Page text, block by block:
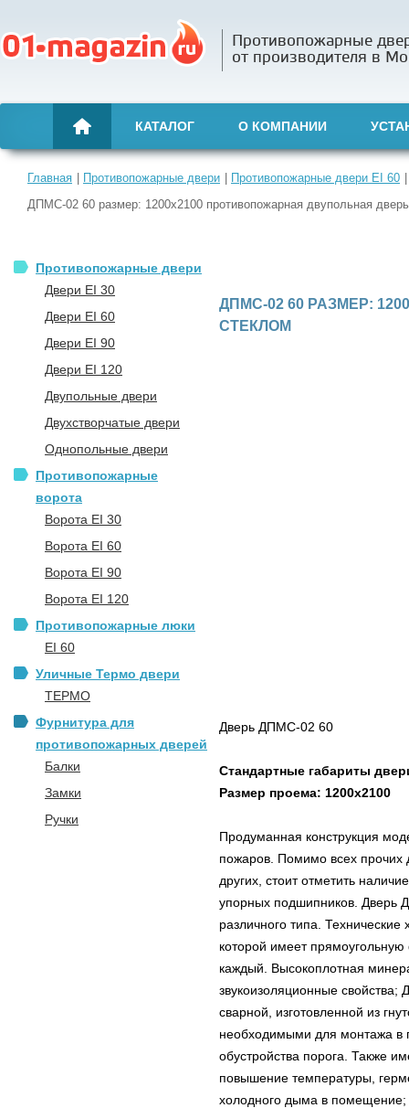
Противопожарные
от производителя в
КАТАЛОГ О КОМПАНИИ
Главная Противопожарные двери
Противопожарные двери EI 60
ДПМС-02 60 размер: 1200х2100 противопожарная двупольная
ДПМС-02 60 РАЗМЕР:
СТЕКЛОМ
Дверь ДПМС-02 60
Стандартные габариты
Размер проема: 1200х2100
Продуманная конструкция
пожаров. Помимо всех прочих
других, стоит отметить
упорных подшипников. Дверь
различного типа.
которой имеет
каждый. Высокоплотная
звукоизоляционные свойства;
сварной, изготовленной из
необходимыми для монтажа в
обустройства порога. Также
повышение температуры,
холодного дыма в
Противопожарные двери
Двери EI 30
Двери EI 60
Двери EI 90
Двери EI 120
Двупольные двери
Двухстворчатые двери
Однопольные двери
Противопожарные
ворота
Ворота EI 30
Ворота EI 60
Ворота EI 90
Ворота EI 120
Противопожарные люки
EI 60
Уличные Термо двери
ТЕРМО
Фурнитура для
противопожарных дверей
Балки
Замки
Ручки